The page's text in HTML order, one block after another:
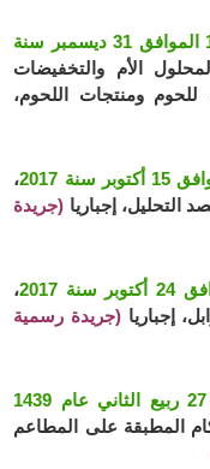
قرار مؤرخ في 12 ربيع الثاني عام 1439 الموافق 31 ديسمبر سنة
الأم والتخفيضات
ومنتجات اللحوم،
،
إجباريا (جريدة
،
إجباريا (جريدة رسمية
مرسوم تنفيذي رقم 18-03 مؤرخ في 27 ربيع الثاني عام 1439
المطبقة على المطاعم